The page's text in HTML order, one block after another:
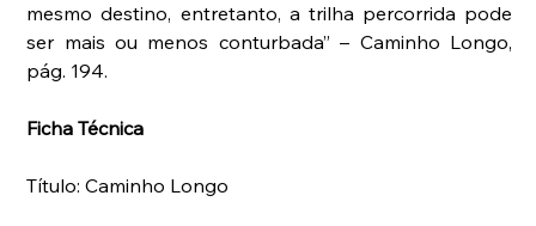
mesmo destino, entretanto, a trilha percorrida pode
ser mais ou menos conturbada” – Caminho Longo,
pág. 194.
Ficha Técnica
Título: Caminho Longo